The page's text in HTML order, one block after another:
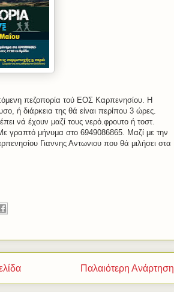
πεζοπορία τού ΕΟΣ Καρπενησίου. Η
ή διάρκεια της θά είναι περίπου 3 ώρες.
νά έχουν μαζί τους νερό.φρουτο ή τοστ.
γραπτό μήνυμα στο 6949086865. Μαζί με την
Γιαννης Αντωνιου που θά μιλήσει στα
Παλαιότερη Ανάρτηση